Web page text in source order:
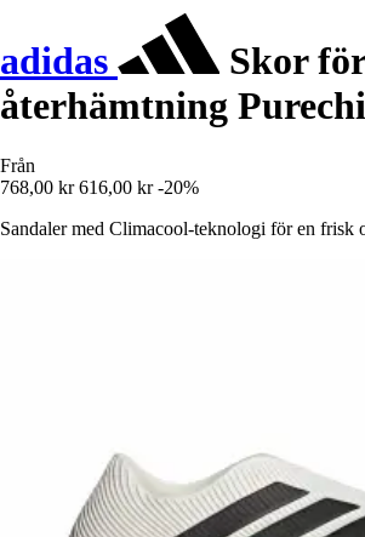
adidas
Skor för
återhämtning
Från
768,00 kr 616,00 kr -20%
Sandaler med Climacool-teknologi för en frisk